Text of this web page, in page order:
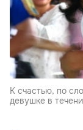
К счастью, по
девушке в